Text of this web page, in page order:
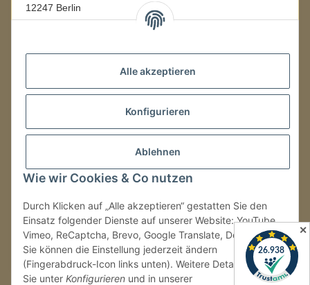
Alle akzeptieren
Konfigurieren
Ablehnen
Wie wir Cookies & Co nutzen
Durch Klicken auf „Alle akzeptieren“ gestatten Sie den
Einsatz folgender Dienste auf unserer Website: YouTube,
Vimeo, ReCaptcha, Brevo, Google Translate, Doofinder.
Sie können die Einstellung jederzeit ändern
(Fingerabdruck-Icon links unten). Weitere Details finden
Sie unter Konfigurieren und in unserer
12247 Berlin
08:00–16:00 Uhr
LAGER / RETOUREN
Packmonster Fulfillment
SJS Carstyling Lager
Retouren ausschließlich an diese Adresse.
Tel.:+49 (0) 30 36417228
E-Mail:info@sjs-carstyling.com
✕